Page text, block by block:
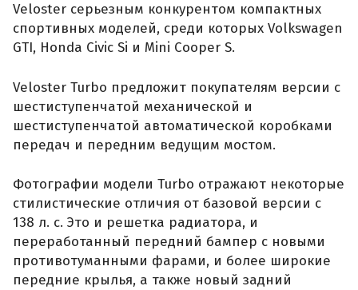
Veloster серьезным конкурентом компактных
спортивных моделей, среди которых Volkswagen
GTI, Honda Civic Si и Mini Cooper S.
Veloster Turbo предложит покупателям версии с
шестиступенчатой ​​механической и
шестиступенчатой ​​автоматической коробками
передач и передним ведущим мостом.
Фотографии модели Turbo отражают некоторые
стилистические отличия от базовой версии с
138 л. с. Это и решетка радиатора, и
переработанный передний бампер с новыми
противотуманными фарами, и более широкие
передние крылья, а также новый задний